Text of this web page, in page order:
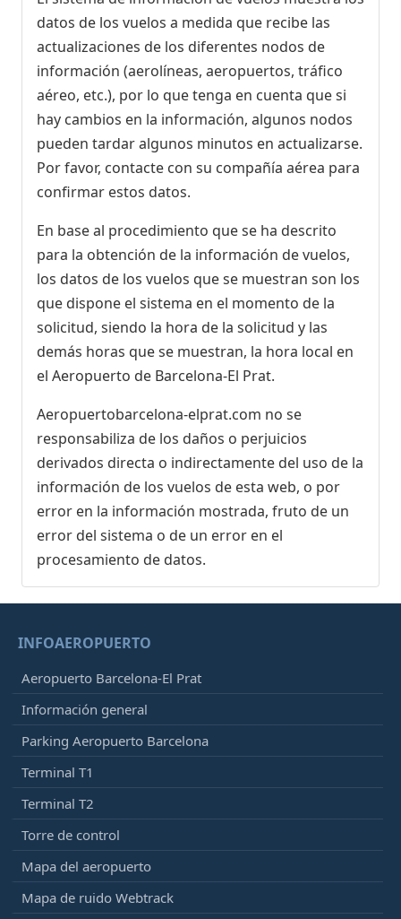
datos de los vuelos a medida que recibe las
actualizaciones de los diferentes nodos de
información (aerolíneas, aeropuertos, tráfico
aéreo, etc.), por lo que tenga en cuenta que si
hay cambios en la información, algunos nodos
pueden tardar algunos minutos en actualizarse.
Por favor, contacte con su compañía aérea para
confirmar estos datos.
En base al procedimiento que se ha descrito
para la obtención de la información de vuelos,
los datos de los vuelos que se muestran son los
que dispone el sistema en el momento de la
solicitud, siendo la hora de la solicitud y las
demás horas que se muestran, la hora local en
el Aeropuerto de Barcelona-El Prat.
Aeropuertobarcelona-elprat.com no se
responsabiliza de los daños o perjuicios
derivados directa o indirectamente del uso de la
información de los vuelos de esta web, o por
error en la información mostrada, fruto de un
error del sistema o de un error en el
procesamiento de datos.
INFOAEROPUERTO
Aeropuerto Barcelona-El Prat
Información general
Parking Aeropuerto Barcelona
Terminal T1
Terminal T2
Torre de control
Mapa del aeropuerto
Mapa de ruido Webtrack